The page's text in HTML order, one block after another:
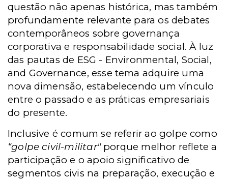
questão não apenas histórica, mas também
profundamente relevante para os debates
contemporâneos sobre governança
corporativa e responsabilidade social. À luz
das pautas de ESG - Environmental, Social,
and Governance, esse tema adquire uma
nova dimensão, estabelecendo um vínculo
entre o passado e as práticas empresariais
do presente.
Inclusive é comum se referir ao golpe como
“golpe civil-militar"porque melhor reflete a
participação e o apoio significativo de
segmentos civis na preparação, execução e